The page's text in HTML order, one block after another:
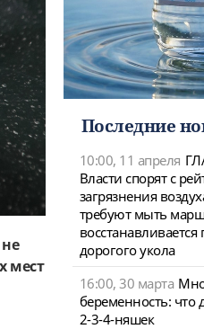
мест
Последние
10:00, 11 апреля
Власти спорят с
загрязнения
требуют мыть
восстанавливается
дорогого укола
16:00, 30 марта
беременность: что
2-3-4-няшек